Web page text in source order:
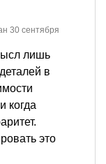
30 сентября
лишь
в
когда
это